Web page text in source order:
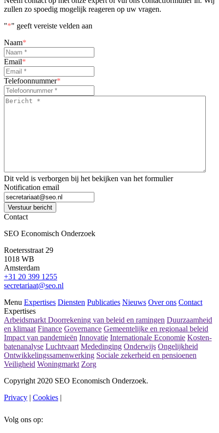
zullen zo spoedig mogelijk reageren op uw vragen.
"*" geeft vereiste velden aan
Naam*
Email*
Telefoonnummer*
Bericht
Dit veld is verborgen bij het bekijken van het formulier
Notification email
Verstuur bericht
Contact
SEO Economisch Onderzoek
Roetersstraat 29
1018 WB
Amsterdam
+31 20 399 1255
secretariaat@seo.nl
Menu Expertises Diensten Publicaties Nieuws Over ons Contact
Expertises
Arbeidsmarkt Doorrekening van beleid en ramingen Duurzaamheid
en klimaat Finance Governance Gemeentelijke en regionaal beleid
Impact van pandemieën Innovatie Internationale Economie Kosten-
batenanalyse Luchtvaart Mededinging Onderwijs Ongelijkheid
Ontwikkelingssamenwerking Sociale zekerheid en pensioenen
Veiligheid Woningmarkt Zorg
Copyright 2020 SEO Economisch Onderzoek.
Privacy | Cookies |
Volg ons op: